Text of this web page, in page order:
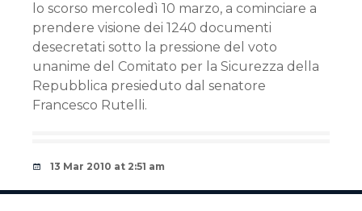
lo scorso mercoledì 10 marzo, a cominciare a
prendere visione dei 1240 documenti
desecretati sotto la pressione del voto
unanime del Comitato per la Sicurezza della
Repubblica presieduto dal senatore
Francesco Rutelli.
13 Mar 2010 at 2:51 am